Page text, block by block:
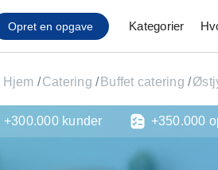
Opret en opgave Kategorier
Affaldsfjernelse
Afhentning af
Hjem /Catering / Buffet catering /
+300.000 kunder +350.000